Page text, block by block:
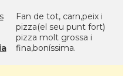
Fan de tot, carn,peix i
pizza(el seu punt fort)
pizza molt grossa i
fina,boníssima.